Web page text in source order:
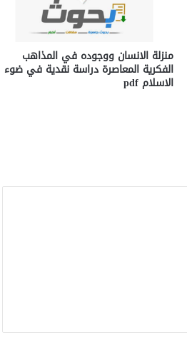
منزلة الانسان ووجوده في المذاهب
الفكرية المعاصرة دراسة نقدية في ضوء
الاسلام pdf